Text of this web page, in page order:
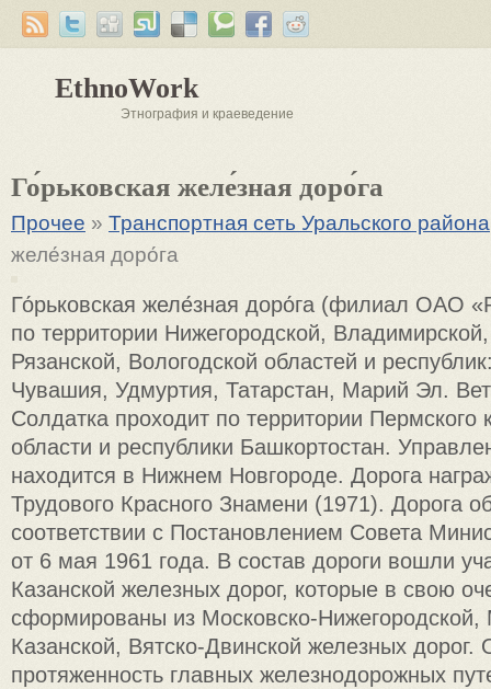
EthnoWork
Этнография и краеведение
Го́рьковская желе́зная доро́га
Прочее » Транспортная сеть Уральского района
желе́зная доро́га
Го́рьковская желе́зная доро́га (филиал ОАО
по территории Нижегородской,
Рязанской, Вологодской областей и
Чувашия, Удмуртия, Татарстан, Марий Эл.
Солдатка проходит по территории Пермского
области и республики Башкортостан.
находится в Нижнем Новгороде. Дорога
Трудового Красного Знамени (1971). Дорога
соответствии с Постановлением Совета
от 6 мая 1961 года. В состав дороги вошли
Казанской железных дорог, которые в свою
сформированы из Московско-Нижегородской,
Казанской, Вятско-Двинской железных
протяженность главных железнодорожных